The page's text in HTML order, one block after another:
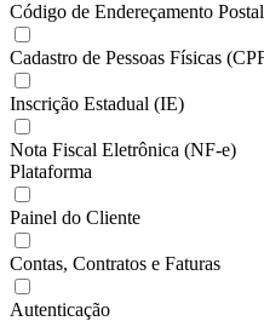
Código de Endereçamento
Cadastro de Pessoas Físicas
Inscrição Estadual (IE)
Nota Fiscal Eletrônica (NF-e)
Plataforma
Painel do Cliente
Contas, Contratos e Faturas
Autenticação